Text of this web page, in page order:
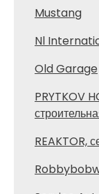
Mustang
Nl
Old Garage
PRYTKOV
REAKTOR,